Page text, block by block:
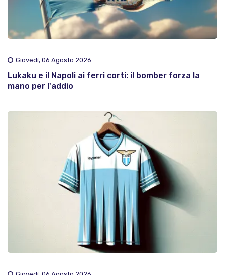
Giovedì, 06 Agosto 2026
Lukaku e il Napoli ai ferri corti: il bomber forza la
mano per l'addio